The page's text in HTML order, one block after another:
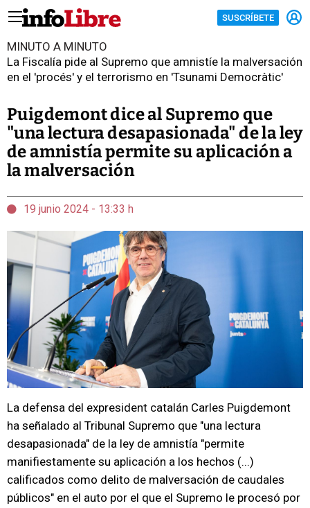
SUSCRÍBETE
MINUTO A MINUTO
La Fiscalía pide al Supremo que amnistíe la malversación
en el 'procés' y el terrorismo en 'Tsunami Democràtic'
Puigdemont dice al Supremo que
"una lectura desapasionada" de la ley
de amnistía permite su aplicación a
la malversación
19 junio 2024 - 13:33 h
La defensa del expresident catalán Carles Puigdemont
ha señalado al Tribunal Supremo que "una lectura
desapasionada" de la ley de amnistía "permite
manifiestamente su aplicación a los hechos (...)
calificados como delito de malversación de caudales
públicos" en el auto por el que el Supremo le procesó por